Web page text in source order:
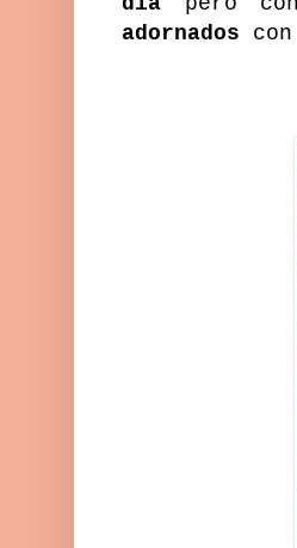
adornados